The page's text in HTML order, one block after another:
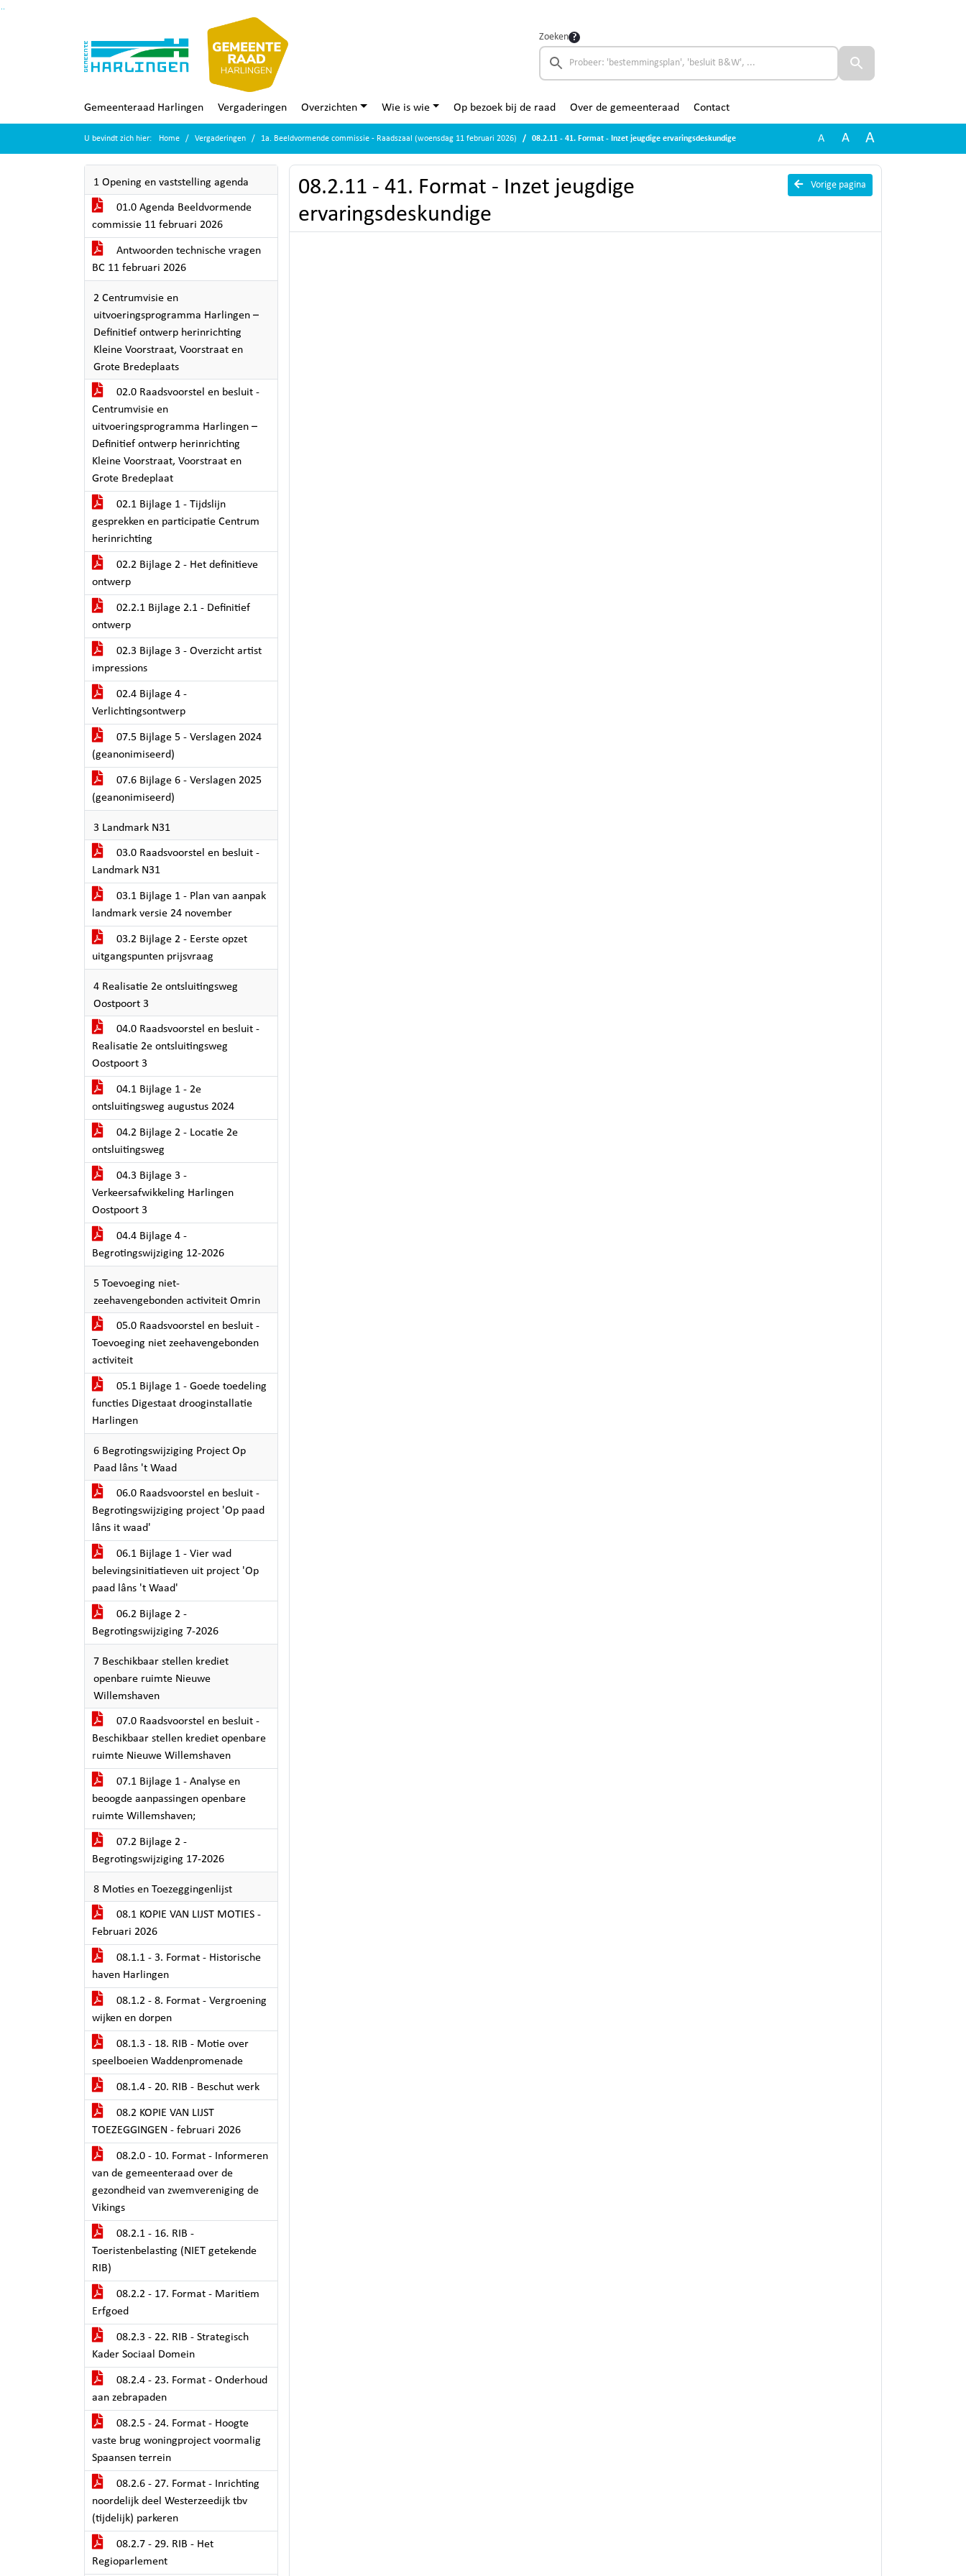
Zoeken
Gemeenteraad Harlingen Vergaderingen Overzichten Wie is wie Op bezoek bij de raad Over de gemeenteraad Contact
U bevindt zich hier: Home Vergaderingen 1a. Beeldvormende commissie - Raadszaal (woensdag 11 februari 2026) 08.2.11 - 41. Format - Inzet jeugdige ervaringsdeskundige A A A
1 Opening en vaststelling agenda
01.0 Agenda Beeldvormende
commissie 11 februari 2026
Antwoorden technische vragen
BC 11 februari 2026
2 Centrumvisie en
uitvoeringsprogramma Harlingen –
Definitief ontwerp herinrichting
Kleine Voorstraat, Voorstraat en
Grote Bredeplaats
02.0 Raadsvoorstel en besluit -
Centrumvisie en
uitvoeringsprogramma Harlingen –
Definitief ontwerp herinrichting
Kleine Voorstraat, Voorstraat en
Grote Bredeplaat
02.1 Bijlage 1 - Tijdslijn
gesprekken en participatie Centrum
herinrichting
02.2 Bijlage 2 - Het definitieve
ontwerp
02.2.1 Bijlage 2.1 - Definitief
ontwerp
02.3 Bijlage 3 - Overzicht artist
impressions
02.4 Bijlage 4 -
Verlichtingsontwerp
07.5 Bijlage 5 - Verslagen 2024
(geanonimiseerd)
07.6 Bijlage 6 - Verslagen 2025
(geanonimiseerd)
3 Landmark N31
03.0 Raadsvoorstel en besluit -
Landmark N31
03.1 Bijlage 1 - Plan van aanpak
landmark versie 24 november
03.2 Bijlage 2 - Eerste opzet
uitgangspunten prijsvraag
4 Realisatie 2e ontsluitingsweg
Oostpoort 3
04.0 Raadsvoorstel en besluit -
Realisatie 2e ontsluitingsweg
Oostpoort 3
04.1 Bijlage 1 - 2e
ontsluitingsweg augustus 2024
04.2 Bijlage 2 - Locatie 2e
ontsluitingsweg
04.3 Bijlage 3 -
Verkeersafwikkeling Harlingen
Oostpoort 3
04.4 Bijlage 4 -
Begrotingswijziging 12-2026
5 Toevoeging niet-
zeehavengebonden activiteit Omrin
05.0 Raadsvoorstel en besluit -
Toevoeging niet zeehavengebonden
activiteit
05.1 Bijlage 1 - Goede toedeling
functies Digestaat drooginstallatie
Harlingen
6 Begrotingswijziging Project Op
Paad lâns 't Waad
06.0 Raadsvoorstel en besluit -
Begrotingswijziging project 'Op paad
lâns it waad'
06.1 Bijlage 1 - Vier wad
belevingsinitiatieven uit project 'Op
paad lâns 't Waad'
06.2 Bijlage 2 -
Begrotingswijziging 7-2026
7 Beschikbaar stellen krediet
openbare ruimte Nieuwe
Willemshaven
07.0 Raadsvoorstel en besluit -
Beschikbaar stellen krediet openbare
ruimte Nieuwe Willemshaven
07.1 Bijlage 1 - Analyse en
beoogde aanpassingen openbare
ruimte Willemshaven;
07.2 Bijlage 2 -
Begrotingswijziging 17-2026
8 Moties en Toezeggingenlijst
08.1 KOPIE VAN LIJST MOTIES -
Februari 2026
08.1.1 - 3. Format - Historische
haven Harlingen
08.1.2 - 8. Format - Vergroening
wijken en dorpen
08.1.3 - 18. RIB - Motie over
speelboeien Waddenpromenade
08.1.4 - 20. RIB - Beschut werk
08.2 KOPIE VAN LIJST
TOEZEGGINGEN - februari 2026
08.2.0 - 10. Format - Informeren
van de gemeenteraad over de
gezondheid van zwemvereniging de
Vikings
08.2.1 - 16. RIB -
Toeristenbelasting (NIET getekende
RIB)
08.2.2 - 17. Format - Maritiem
Erfgoed
08.2.3 - 22. RIB - Strategisch
Kader Sociaal Domein
08.2.4 - 23. Format - Onderhoud
aan zebrapaden
08.2.5 - 24. Format - Hoogte
vaste brug woningproject voormalig
Spaansen terrein
08.2.6 - 27. Format - Inrichting
noordelijk deel Westerzeedijk tbv
(tijdelijk) parkeren
08.2.7 - 29. RIB - Het
Regioparlement
Vorige pagina
08.2.11 - 41. Format - Inzet jeugdige
ervaringsdeskundige